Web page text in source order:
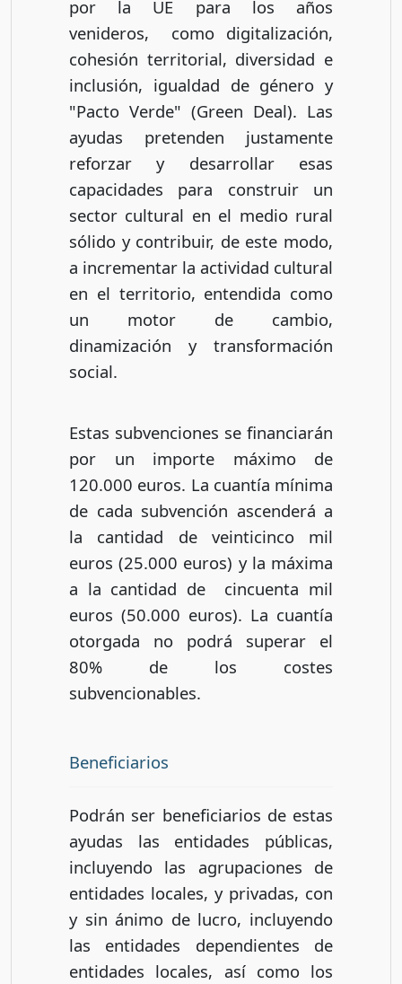
por la UE para los años
venideros, como digitalización,
cohesión territorial, diversidad e
inclusión, igualdad de género y
"Pacto Verde" (Green Deal). Las
ayudas pretenden justamente
reforzar y desarrollar esas
capacidades para construir un
sector cultural en el medio rural
sólido y contribuir, de este modo,
a incrementar la actividad cultural
en el territorio, entendida como
un motor de cambio,
dinamización y transformación
social.
Estas subvenciones se financiarán
por un importe máximo de
120.000 euros. La cuantía mínima
de cada subvención ascenderá a
la cantidad de veinticinco mil
euros (25.000 euros) y la máxima
a la cantidad de cincuenta mil
euros (50.000 euros). La cuantía
otorgada no podrá superar el
80% de los costes
subvencionables.
Beneficiarios
Podrán ser beneficiarios de estas
ayudas las entidades públicas,
incluyendo las agrupaciones de
entidades locales, y privadas, con
y sin ánimo de lucro, incluyendo
las entidades dependientes de
entidades locales, así como los